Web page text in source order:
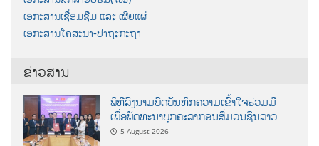
ເອກະສານເຊື່ອມຊືມ ແລະ ເຜີຍແຜ່
ເອກະສານໂຄສະນາ-ປາຖະກະຖາ
ຂ່າວສານ
ພິທີລົງນາມບົດບັນທຶກຄວາມເຂົ້າໃຈຮ່ວມມື
ເພື່ອພັດທະນາບຸກຄະລາກອນສື່ມວນຊົນລາວ
5 August 2026